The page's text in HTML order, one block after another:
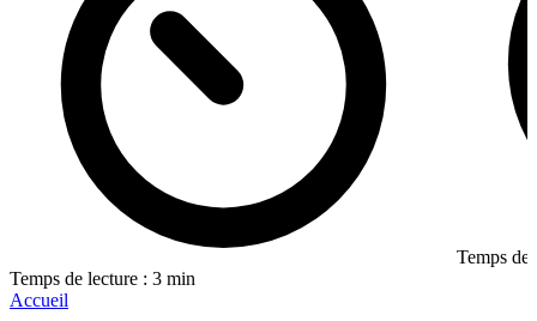
Temps de lecture : 3 min
Temps de
Accueil